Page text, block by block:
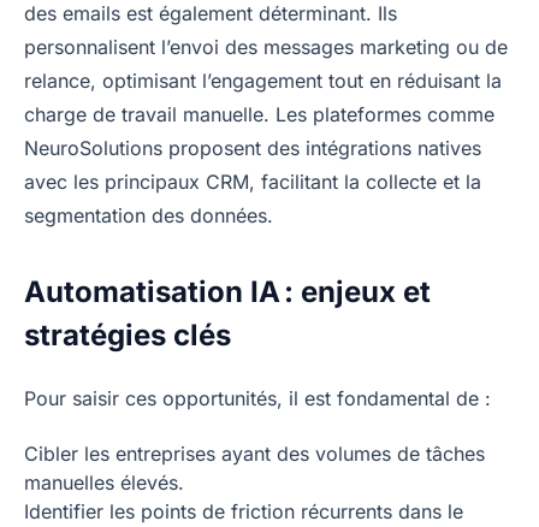
des emails est également déterminant. Ils
personnalisent l’envoi des messages marketing ou de
relance, optimisant l’engagement tout en réduisant la
charge de travail manuelle. Les plateformes comme
NeuroSolutions proposent des intégrations natives
avec les principaux CRM, facilitant la collecte et la
segmentation des données.
Automatisation IA : enjeux et
stratégies clés
Pour saisir ces opportunités, il est fondamental de :
Cibler les entreprises ayant des volumes de tâches
manuelles élevés.
Identifier les points de friction récurrents dans le